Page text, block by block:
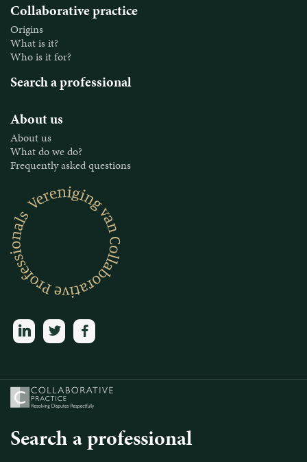
Collaborative practice
Origins
What is it?
Who is it for?
Search a professional
About us
About us
What do we do?
Frequently asked questions
linkedintwitter facebook
Search a professional